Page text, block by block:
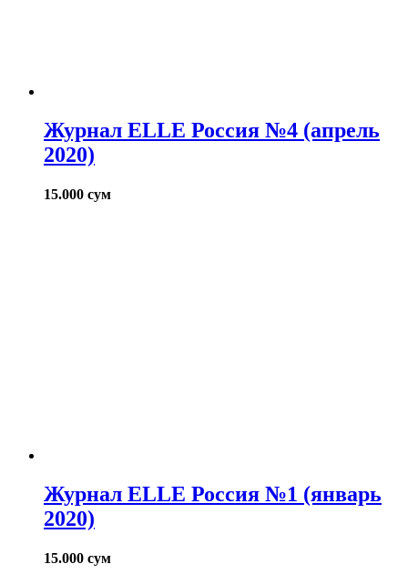
Журнал ELLE Россия №4 (апрель
2020)
15.000 сум
Журнал ELLE Россия №1 (январь
2020)
15.000 сум